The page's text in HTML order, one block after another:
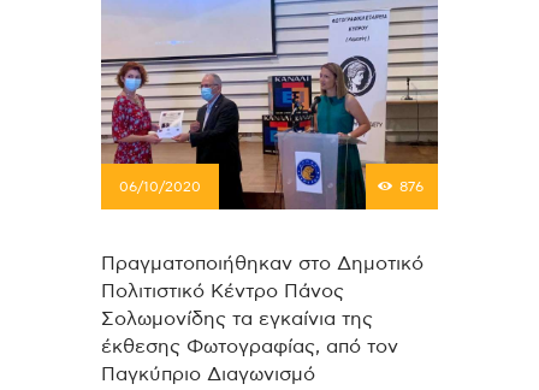
06/10/2020 876
Πραγματοποιήθηκαν στο Δημοτικό
Πολιτιστικό Κέντρο Πάνος
Σολωμονίδης τα εγκαίνια της
έκθεσης Φωτογραφίας, από τον
Παγκύπριο Διαγωνισμό